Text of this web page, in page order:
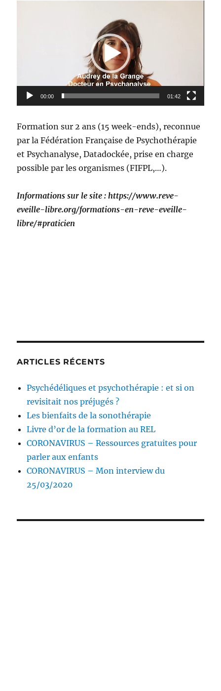
00:00 01:42
Formation sur 2 ans (15 week-ends), reconnue
par la Fédération Française de Psychothérapie
et Psychanalyse, Datadockée, prise en charge
possible par les organismes (FIFPL,…).
Informations sur le site : https://www.reve-
eveille-libre.org/formations-en-reve-eveille-
libre/#praticien
ARTICLES RÉCENTS
Psychédéliques et psychothérapie : et si on
revisitait nos préjugés ?
Les bienfaits de la sonothérapie
Livre d’or de la formation au REL
CORONAVIRUS – Ressources gratuites pour
parler aux enfants
CORONAVIRUS – Mon interview du
25/03/2020